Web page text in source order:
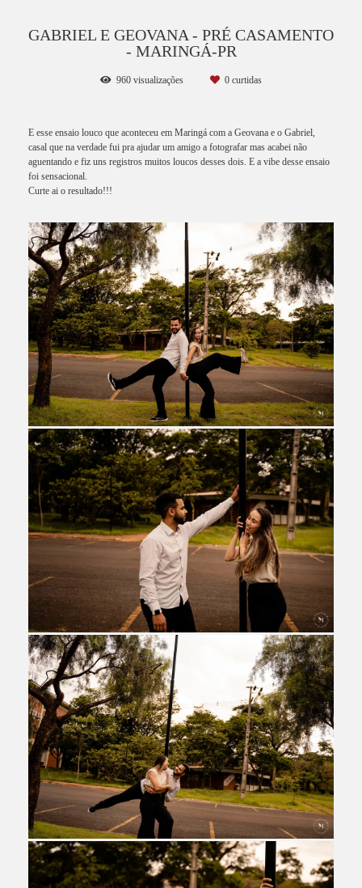
GABRIEL E GEOVANA - PRÉ CASAMENTO
- MARINGÁ-PR
960 visualizações 0 curtidas
E esse ensaio louco que aconteceu em Maringá com a Geovana e o Gabriel,
casal que na verdade fui pra ajudar um amigo a fotografar mas acabei não
aguentando e fiz uns registros muitos loucos desses dois. E a vibe desse ensaio
foi sensacional.
Curte ai o resultado!!!